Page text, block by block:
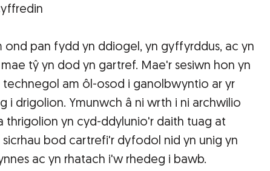
ond pan fydd yn ddiogel, yn gyffyrddus, ac yn
tŷ yn dod yn gartref. Mae'r sesiwn hon yn
technegol am ôl-osod i ganolbwyntio ar yr
i drigolion. Ymunwch â ni wrth i ni archwilio
thrigolion yn cyd-ddylunio'r daith tuag at
bod cartrefi'r dyfodol nid yn unig yn
ac yn rhatach i'w rhedeg i bawb.